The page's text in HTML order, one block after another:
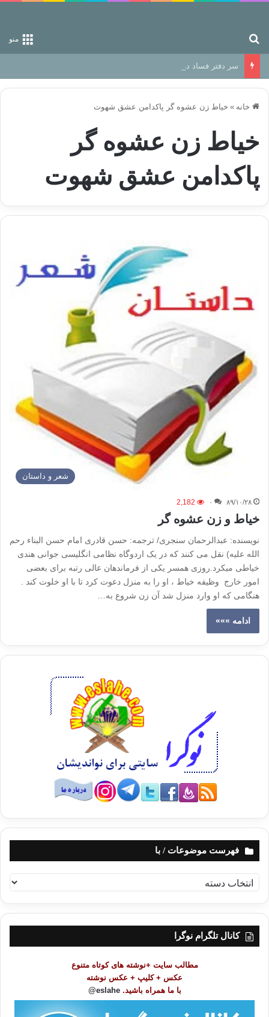
منو
سر دفتر فساد در زمین‌، دوری وکناره‌گیری از راه خداست‌!
خانه » خیاط زن عشوه گر پاكدامن عشق شهوت
خیاط زن عشوه گر
پاكدامن عشق شهوت
شعر و داستان
۸۹/۱۰/۲۸ ۰ 2,182
خیاط و زن عشوه گر
نويسنده: عبدالرحمان سنجری/ ترجمه: حسن قادری امام حسن البناء رحم
الله علیه) نقل می کنند که در یک اردوگاه نظامی انگلیسی جوانی هندی
خیاطی میکرد.روزی همسر یکی از فرماندهان عالی رتبه برای بعضی
امور خارج وظیفه خیاط ، او را به منزل دعوت کرد تا با او خلوت کند .
هنگامی که او وارد منزل شد آن زن شروع به…
ادامه »»»
فهرست موضوعات / با
ه
ر
کانال تلگرام نوگرا
مطالب سایت +نوشته های کوتاه متنوع
عکس + کلیپ + عکس نوشته
با ما همراه باشید. eslahe@